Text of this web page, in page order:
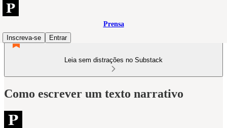
Prensa
Inscreva-se
Entrar
Leia sem distrações no Substack
Como escrever um texto narrativo